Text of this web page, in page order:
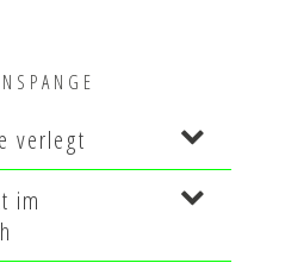
verlegt
im